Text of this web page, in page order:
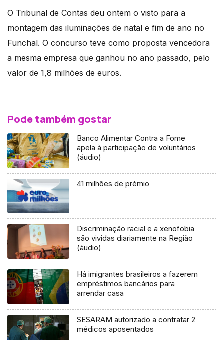
O Tribunal de Contas deu ontem o visto para a
montagem das iluminações de natal e fim de ano no
Funchal. O concurso teve como proposta vencedora
a mesma empresa que ganhou no ano passado, pelo
valor de 1,8 milhões de euros.
Pode também gostar
Banco Alimentar Contra a Fome
apela à participação de voluntários
(áudio)
41 milhões de prémio
Discriminação racial e a xenofobia
são vividas diariamente na Região
(áudio)
Há imigrantes brasileiros a fazerem
empréstimos bancários para
arrendar casa
SESARAM autorizado a contratar 2
médicos aposentados